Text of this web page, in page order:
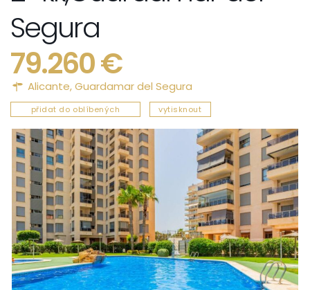
Segura
79.260 €
Alicante,Guardamar del Segura
přidat do oblíbených vytisknout